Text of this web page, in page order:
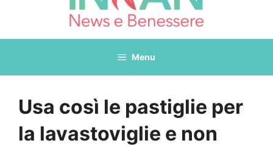
Menu
Usa così le pastiglie per
la lavastoviglie e non